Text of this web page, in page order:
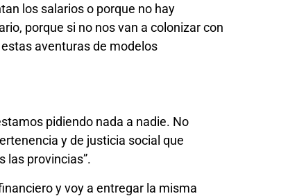
los salarios o porque no hay
porque si no nos van a colonizar con
aventuras de modelos
pidiendo nada a nadie. No
y de justicia social que
las provincias”.
y voy a entregar la misma